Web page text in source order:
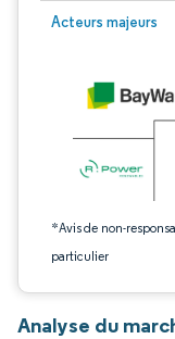
Acteurs majeurs
*Avis de non-
particulier
Image © Mordor
Analyse du